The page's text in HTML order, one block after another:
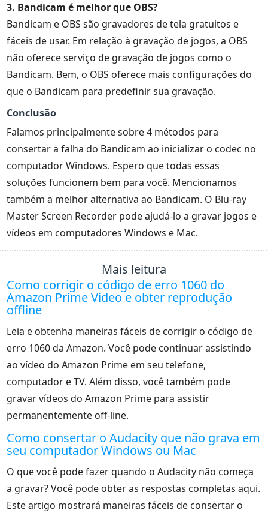
3. Bandicam é melhor que OBS?
Bandicam e OBS são gravadores de tela gratuitos e
fáceis de usar. Em relação à gravação de jogos, a OBS
não oferece serviço de gravação de jogos como o
Bandicam. Bem, o OBS oferece mais configurações do
que o Bandicam para predefinir sua gravação.
Conclusão
Falamos principalmente sobre 4 métodos para
consertar a falha do Bandicam ao inicializar o codec no
computador Windows. Espero que todas essas
soluções funcionem bem para você. Mencionamos
também a melhor alternativa ao Bandicam. O Blu-ray
Master Screen Recorder pode ajudá-lo a gravar jogos e
vídeos em computadores Windows e Mac.
Mais leitura
Como corrigir o código de erro 1060 do
Amazon Prime Video e obter reprodução
offline
Leia e obtenha maneiras fáceis de corrigir o código de
erro 1060 da Amazon. Você pode continuar assistindo
ao vídeo do Amazon Prime em seu telefone,
computador e TV. Além disso, você também pode
gravar vídeos do Amazon Prime para assistir
permanentemente off-line.
Como consertar o Audacity que não grava em
seu computador Windows ou Mac
O que você pode fazer quando o Audacity não começa
a gravar? Você pode obter as respostas completas aqui.
Este artigo mostrará maneiras fáceis de consertar o